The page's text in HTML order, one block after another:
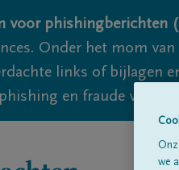
voor
Onder het mom
links of bijlagen
en fraude vallen
we